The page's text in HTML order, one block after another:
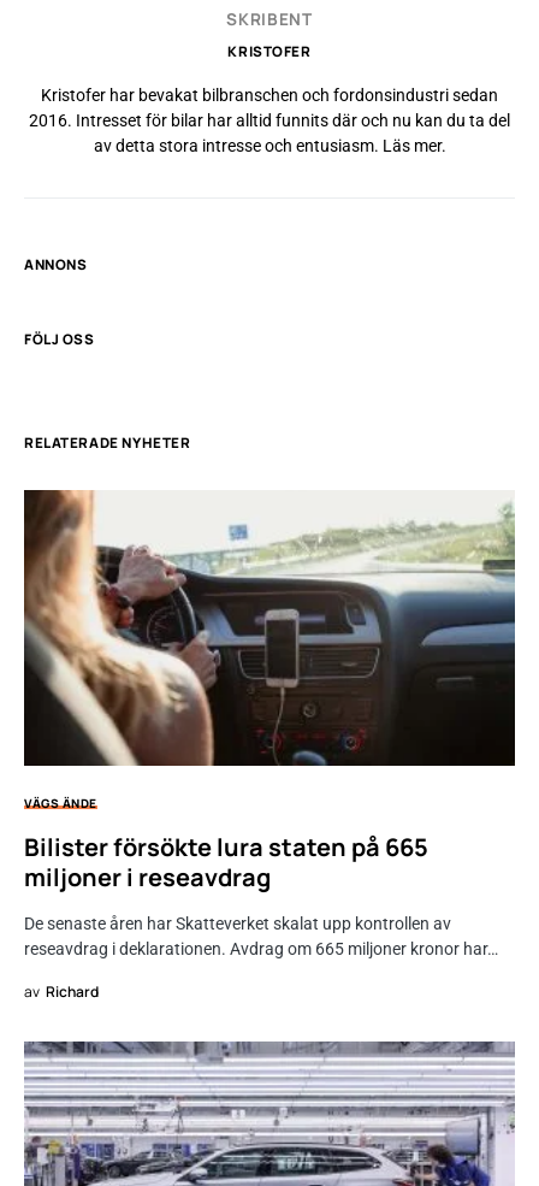
SKRIBENT
KRISTOFER
Kristofer har bevakat bilbranschen och fordonsindustri sedan
2016. Intresset för bilar har alltid funnits där och nu kan du ta del
av detta stora intresse och entusiasm. Läs mer.
ANNONS
FÖLJ OSS
RELATERADE NYHETER
VÄGS ÄNDE
Bilister försökte lura staten på 665
miljoner i reseavdrag
De senaste åren har Skatteverket skalat upp kontrollen av
reseavdrag i deklarationen. Avdrag om 665 miljoner kronor har…
av Richard